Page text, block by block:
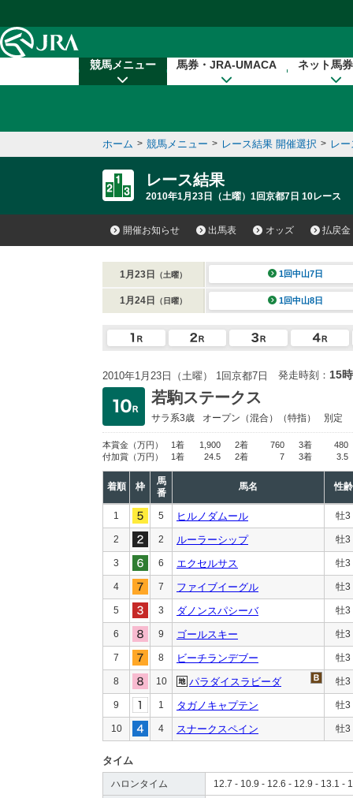
競馬メニュー 馬券・JRA-UMACA ネット馬
ホーム > 競馬メニュー > レース結果 開催選択 > レ
レース結果
2010年1月23日（土曜）1回京都7日 10レース
開催お知らせ 出馬表 オッズ 払戻金
1月23日 （土曜） 1回中山7日
1月24日 （日曜） 1回中山8日
2010年1月23日（土曜） 1回京都7日 発走時刻： 15
若駒ステークス
サラ系3歳 オープン （混合）（特指） 別定
本賞金 （万円） 1着 1,900 2着 760 3着
480
付加賞 （万円） 1着 24.5 2着 7 3着 3.5
着順 枠
馬
番
馬名 性齢
1 5 ヒルノダムール 牡3
2 2 ルーラーシップ 牡3
3 6 エクセルサス 牡3
4 7 ファイブイーグル 牡3
5 3 ダノンスパシーバ 牡3
6 9 ゴールスキー 牡3
7 8 ビーチランデブー 牡3
8 10 パラダイスラビーダ 牡3
9 1 タガノキャプテン 牡3
10 4 スナークスペイン 牡3
タイム
ハロンタイム 12.7 - 10.9 - 12.6 - 12.9 - 13.1 -